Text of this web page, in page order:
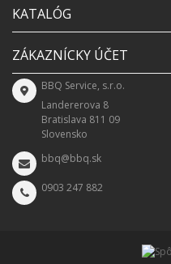
KATALÓG
ZÁKAZNÍCKY ÚČET
BBQ Service, s.r.o.
Landererova 8
Bratislava 811 09
Slovensko
bbq@bbq.sk
0903 247 882